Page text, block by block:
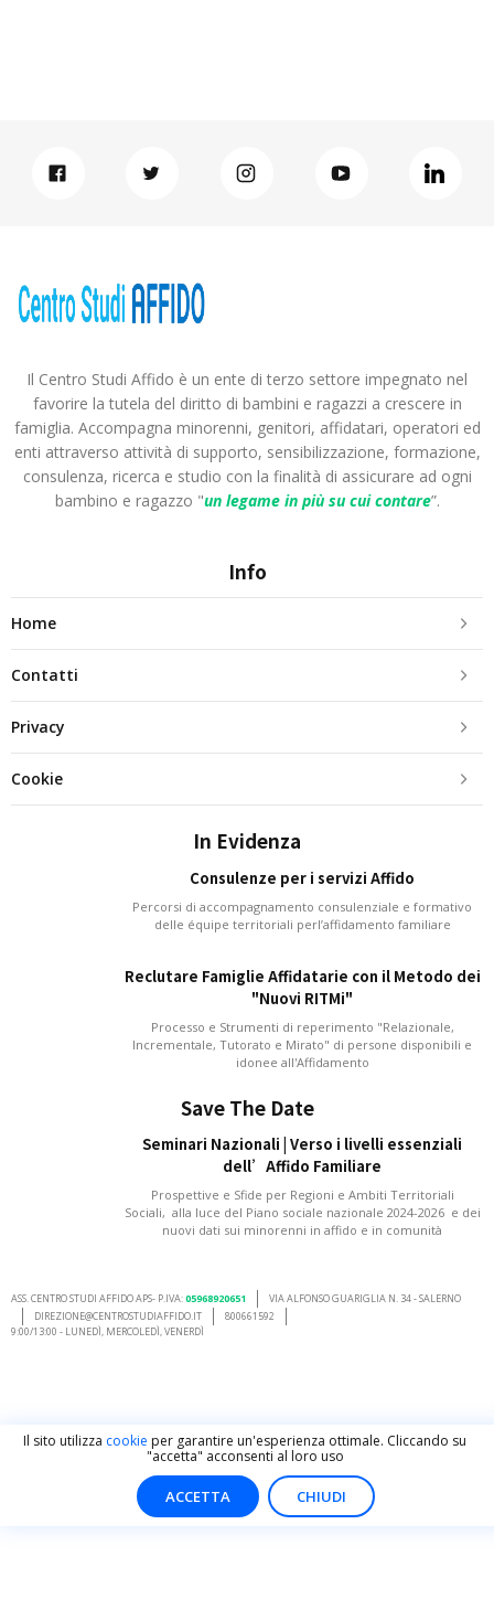
Il Centro Studi Affido è un ente di terzo settore impegnato nel
favorire la tutela del diritto di bambini e ragazzi a crescere in
famiglia. Accompagna minorenni, genitori, affidatari, operatori ed
enti attraverso attività di supporto, sensibilizzazione, formazione,
consulenza, ricerca e studio con la finalità di assicurare ad ogni
bambino e ragazzo "un legame in più su cui contare”.
Info
Home
Contatti
Privacy
Cookie
In Evidenza
Consulenze per i servizi Affido
Percorsi di accompagnamento consulenziale e formativo
delle équipe territoriali perl’affidamento familiare
Reclutare Famiglie Affidatarie con il Metodo dei
"Nuovi RITMi"
Processo e Strumenti di reperimento "Relazionale,
Incrementale, Tutorato e Mirato" di persone disponibili e
idonee all'Affidamento
Save The Date
Seminari Nazionali | Verso i livelli essenziali
dell’Affido Familiare
Prospettive e Sfide per Regioni e Ambiti Territoriali
Sociali, alla luce del Piano sociale nazionale 2024-2026 e dei
nuovi dati sui minorenni in affido e in comunità
ASS. CENTRO STUDI AFFIDO APS- P.IVA:05968920651
VIA ALFONSO GUARIGLIA N. 34 - SALERNO
DIREZIONE@CENTROSTUDIAFFIDO.IT
800661592
9:00/13:00 - LUNEDÌ, MERCOLEDÌ, VENERDÌ
Il sito utilizza cookie per garantire un'esperienza ottimale. Cliccando su
"accetta" acconsenti al loro uso
ACCETTA CHIUDI